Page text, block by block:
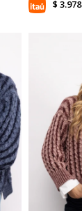
$ 3.978